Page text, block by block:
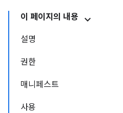
이 페이지의 내용
설명
권한
매니페스트
사용